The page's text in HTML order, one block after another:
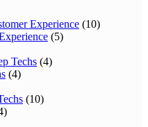
Experience (10)
(5)
Techs (4)
(4)
(10)